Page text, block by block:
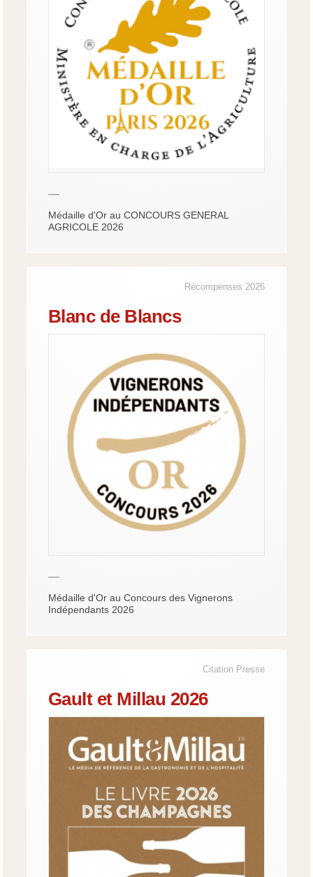
—
Médaille d'Or au CONCOURS GENERAL
AGRICOLE 2026
Récompenses 2026
Blanc de Blancs
—
Médaille d'Or au Concours des Vignerons
Indépendants 2026
Citation Presse
Gault et Millau 2026